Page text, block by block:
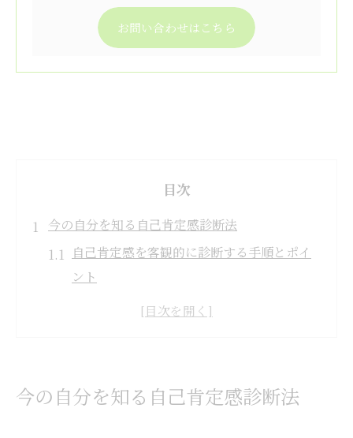
お問い合わせはこちら
目次
今の自分を知る自己肯定感診断法
自己肯定感を客観的に診断する手順とポイ
ント
自己肯定感診断で気づく本来の自分らしさ
自己肯定感チェックと心理カウンセリング
の関係
今の自分を知る自己肯定感診断法